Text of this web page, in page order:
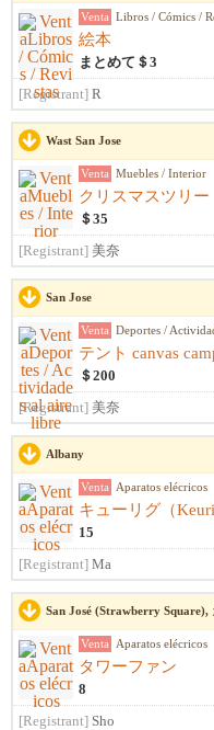
Venta Libros / Cómics /
絵本
まとめて＄3
[Registrant] R
Wast San Jose
Venta Muebles / Interior
クリスマスツリー
＄35
[Registrant] 美奈
San Jose
Venta Deportes /
テント canvas
＄200
[Registrant] 美奈
Albany
Venta Aparatos elécricos
15
[Registrant] Ma
San José (Strawberry Square),
Venta Aparatos elécricos
タワーファン
8
[Registrant] Sho